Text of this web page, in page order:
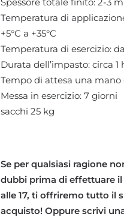
Temperatura di
+5°C a +35°C
Temperatura di esercizio:
Durata dell’impasto: circa 1
Tempo di attesa una mano
Messa in esercizio: 7 giorni
sacchi 25 kg
Se per qualsiasi ragione
dubbi prima di effettuare il
alle 17, ti offriremo tutto il
acquisto! Oppure scrivi